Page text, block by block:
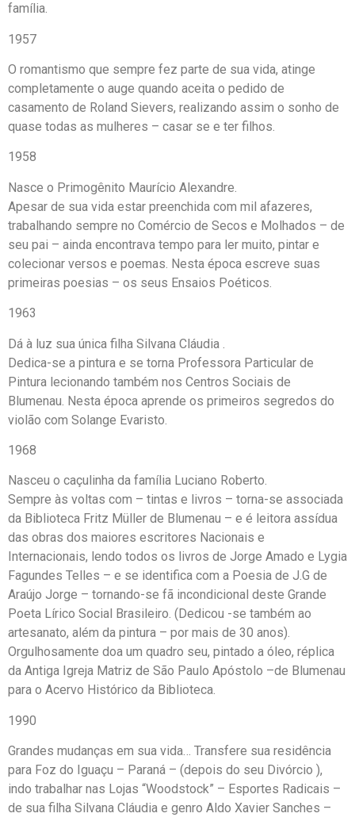
família.
1957
O romantismo que sempre fez parte de sua vida, atinge
completamente o auge quando aceita o pedido de
casamento de Roland Sievers, realizando assim o sonho de
quase todas as mulheres – casar se e ter filhos.
1958
Nasce o Primogênito Maurício Alexandre.
Apesar de sua vida estar preenchida com mil afazeres,
trabalhando sempre no Comércio de Secos e Molhados – de
seu pai – ainda encontrava tempo para ler muito, pintar e
colecionar versos e poemas. Nesta época escreve suas
primeiras poesias – os seus Ensaios Poéticos.
1963
Dá à luz sua única filha Silvana Cláudia .
Dedica-se a pintura e se torna Professora Particular de
Pintura lecionando também nos Centros Sociais de
Blumenau. Nesta época aprende os primeiros segredos do
violão com Solange Evaristo.
1968
Nasceu o caçulinha da família Luciano Roberto.
Sempre às voltas com – tintas e livros – torna-se associada
da Biblioteca Fritz Müller de Blumenau – e é leitora assídua
das obras dos maiores escritores Nacionais e
Internacionais, lendo todos os livros de Jorge Amado e Lygia
Fagundes Telles – e se identifica com a Poesia de J.G de
Araújo Jorge – tornando-se fã incondicional deste Grande
Poeta Lírico Social Brasileiro. (Dedicou -se também ao
artesanato, além da pintura – por mais de 30 anos).
Orgulhosamente doa um quadro seu, pintado a óleo, réplica
da Antiga Igreja Matriz de São Paulo Apóstolo –de Blumenau
para o Acervo Histórico da Biblioteca.
1990
Grandes mudanças em sua vida… Transfere sua residência
para Foz do Iguaçu – Paraná – (depois do seu Divórcio ),
indo trabalhar nas Lojas “Woodstock” – Esportes Radicais –
de sua filha Silvana Cláudia e genro Aldo Xavier Sanches –